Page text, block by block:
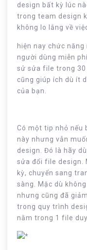
design bất kỳ lúc
trong team design
không lo lắng về
hiện nay chức năng
người dùng miễn
sử sửa file trong 30
cũng giúp ích dù ít
của bạn.
Có một tip nhỏ nếu
này nhưng vẫn
design. Đó là hãy
sửa đổi file design.
kỳ, chuyển sang
sàng. Mặc dù
nhưng cũng đã
trong quy trình
nằm trong 1 file